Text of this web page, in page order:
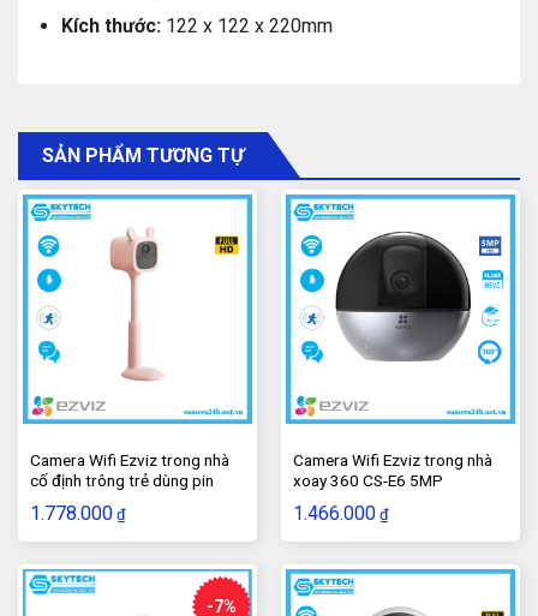
3.Camera Wifi Ezviz trong nhà xoay 360
TY1 2MP có giá bao nhiêu?
Camera là một lựa chọn tốt cho việc giám sát an ninh
trong nhà. Bạn có thể mua sản phẩm này tại24H CCTV
Đà Nẵng
với giá khoảng 1,2 triệu đồng. Camera wifi
Kích thước:122 x 122 x 220mm
SẢN PHẨM TƯƠNG TỰ
Camera Wifi Ezviz trong nhà
cố định trông trẻ dùng pin
1.778.000 ₫
Camera Wifi Ezviz trong nhà
xoay 360 CS-E6 5MP
1.466.000 ₫
-7%